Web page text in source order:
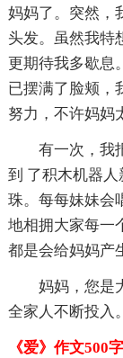
妈妈了。突然，
头发。虽然我特
更期待我多歇息
已摆满了脸颊，
努力，不许妈妈
有一次，我
到 了积木机器
珠。每每妹妹会
地相拥大家每一
都是会给妈妈产
妈妈，您是
全家人不断投入
《爱》作文500